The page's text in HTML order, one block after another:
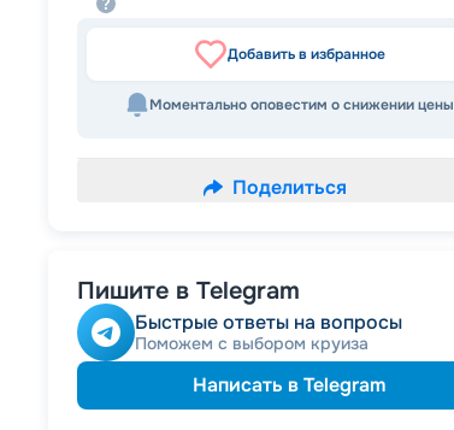
Добавить в избранное
Моментально оповестим о снижении цены
Поделиться
Пишите в Telegram
Быстрые ответы на вопросы
Поможем с выбором круиза
Написать в Telegram